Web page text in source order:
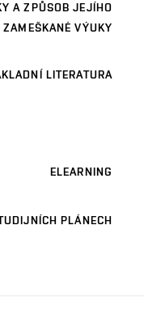
A ZPŮSOB JEJÍHO
VÝUKY
LITERATURA
ELEARNING
PLÁNECH